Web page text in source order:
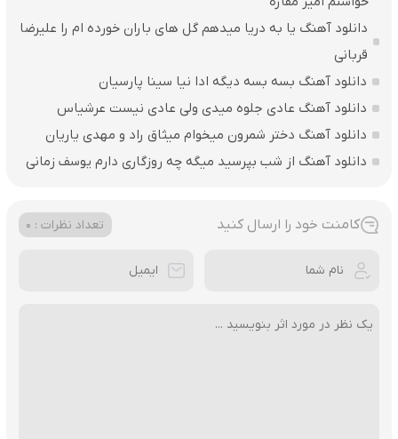
دانلود آهنگ یا به دریا میدهم گل های باران‌ خورده ام را علیرضا
قربانی
دانلود آهنگ بسه بسه دیگه ادا نیا سینا پارسیان
دانلود آهنگ عادی جلوه میدی ولی عادی نیست عرشیاس
دانلود آهنگ دختر شمرون میخوام میثاق راد و مهدی یاریان
دانلود آهنگ از شب بپرسید میگه چه روزگاری دارم یوسف زمانی
کامنت خود را ارسال کنید تعداد نظرات : 0